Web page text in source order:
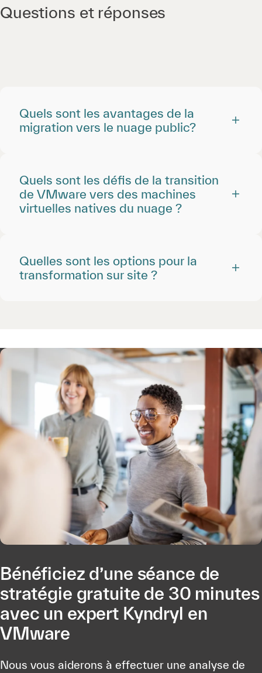
Questions et réponses
Quels sont les avantages de la
migration vers le nuage public?
Quels sont les défis de la transition
de VMware vers des machines
virtuelles natives du nuage ?
Quelles sont les options pour la
transformation sur site ?
Bénéficiez d’une séance de
stratégie gratuite de 30 minutes
avec un expert Kyndryl en
VMware
Nous vous aiderons à effectuer une analyse de